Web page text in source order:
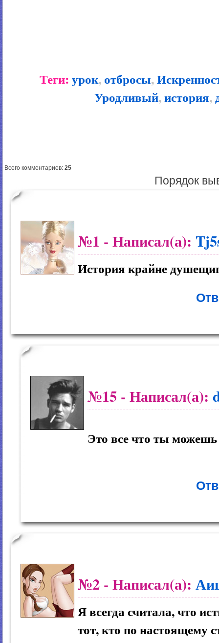
Теги:урок,отбросы,
Уродливый,история,
Всего комментариев: 25
Порядок
№1 - Написал(а):
История крайне
№15 - Написал(а):
Это все что ты можешь
№2 - Написал(а):
Я всегда считала, что
тот, кто по настоящему